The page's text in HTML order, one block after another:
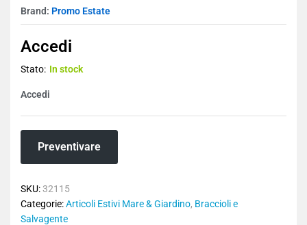
Brand: Promo Estate
Accedi
Stato: In stock
Accedi
Preventivare
SKU:32115
Categorie:Articoli Estivi Mare & Giardino, Braccioli e
Salvagente